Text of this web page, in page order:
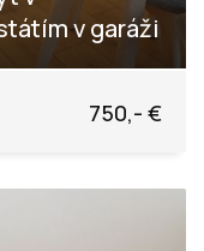
v garáži
750,- €